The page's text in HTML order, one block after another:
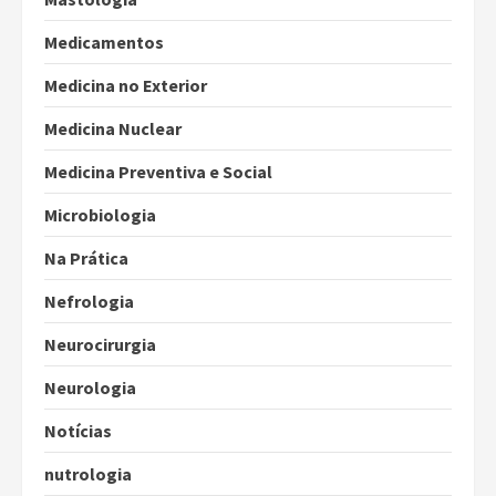
Medicamentos
Medicina no Exterior
Medicina Nuclear
Medicina Preventiva e Social
Microbiologia
Na Prática
Nefrologia
Neurocirurgia
Neurologia
Notícias
nutrologia